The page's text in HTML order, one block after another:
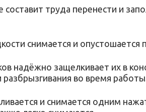
составит труда перенести и
снимается и опустошается
надёжно защелкивает их в
во время
и снимается одним